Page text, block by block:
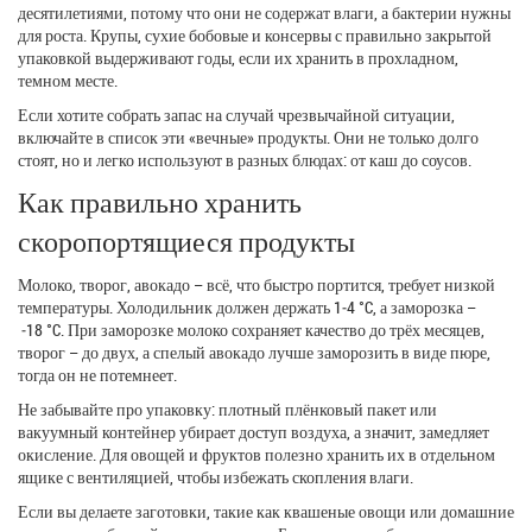
десятилетиями, потому что они не содержат влаги, а бактерии нужны
для роста. Крупы, сухие бобовые и консервы с правильно закрытой
упаковкой выдерживают годы, если их хранить в прохладном,
темном месте.
Если хотите собрать запас на случай чрезвычайной ситуации,
включайте в список эти «вечные» продукты. Они не только долго
стоят, но и легко используют в разных блюдах: от каш до соусов.
Как правильно хранить
скоропортящиеся продукты
Молоко, творог, авокадо – всё, что быстро портится, требует низкой
температуры. Холодильник должен держать 1‑4 °C, а заморозка –
‑18 °C. При заморозке молоко сохраняет качество до трёх месяцев,
творог – до двух, а спелый авокадо лучше заморозить в виде пюре,
тогда он не потемнеет.
Не забывайте про упаковку: плотный плёнковый пакет или
вакуумный контейнер убирает доступ воздуха, а значит, замедляет
окисление. Для овощей и фруктов полезно хранить их в отдельном
ящике с вентиляцией, чтобы избежать скопления влаги.
Если вы делаете заготовки, такие как квашеные овощи или домашние